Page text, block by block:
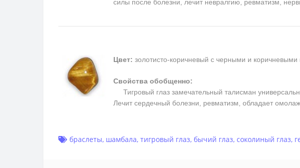
силы после болезни, лечит невралгию, ревматизм,
Цвет: золотисто-коричневый с черными и
Свойства обобщенно:
Тигровый глаз замечательный талисман
Лечит сердечный болезни, ревматизм, обладает
браслеты, шамбала, тигровый глаз, бычий глаз, соколиный глаз,